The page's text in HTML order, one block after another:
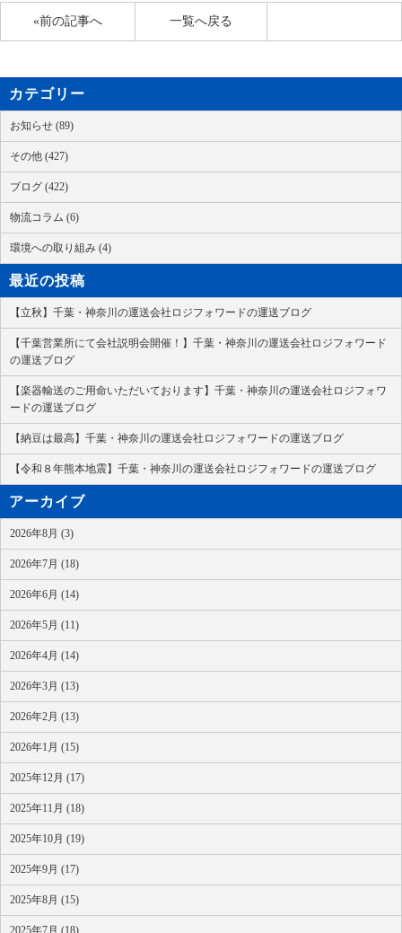
«前の記事へ 一覧へ戻る
カテゴリー
お知らせ (89)
その他 (427)
ブログ (422)
物流コラム (6)
環境への取り組み (4)
最近の投稿
【立秋】千葉・神奈川の運送会社ロジフォワードの運送ブログ
【千葉営業所にて会社説明会開催！】千葉・神奈川の運送会社ロジフォワード
の運送ブログ
【楽器輸送のご用命いただいております】千葉・神奈川の運送会社ロジフォワ
ードの運送ブログ
【納豆は最高】千葉・神奈川の運送会社ロジフォワードの運送ブログ
【令和８年熊本地震】千葉・神奈川の運送会社ロジフォワードの運送ブログ
アーカイブ
2026年8月 (3)
2026年7月 (18)
2026年6月 (14)
2026年5月 (11)
2026年4月 (14)
2026年3月 (13)
2026年2月 (13)
2026年1月 (15)
2025年12月 (17)
2025年11月 (18)
2025年10月 (19)
2025年9月 (17)
2025年8月 (15)